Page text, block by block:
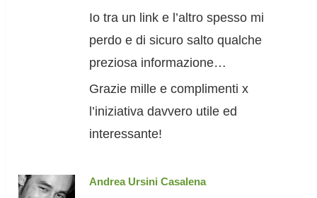
Io tra un link e l’altro spesso mi
perdo e di sicuro salto qualche
preziosa informazione…
Grazie mille e complimenti x
l’iniziativa davvero utile ed
interessante!
Andrea Ursini Casalena